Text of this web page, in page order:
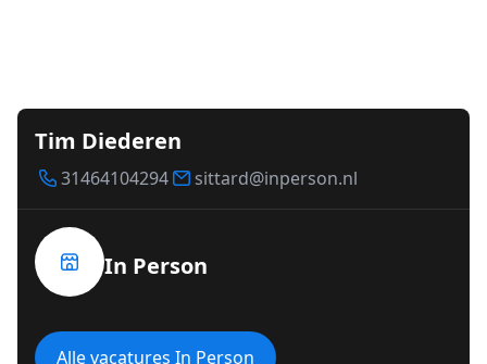
Tim Diederen
31464104294 sittard@inperson.nl
In Person
Alle vacatures In Person